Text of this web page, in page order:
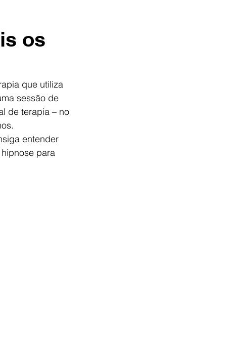
os
que utiliza
sessão de
de terapia – no
entender
para